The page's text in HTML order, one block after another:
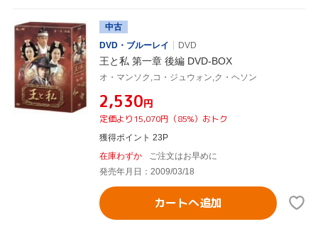
中古
DVD・ブルーレイ
DVD
王と私 第一章 後編 DVD-BOX
オ・マンソク,コ・ジュウォン,ク・ヘソン
¥2,530円
定価より15,070円（85%）おトク
獲得ポイント 23P
在庫わずか
ご注文はお早めに
発売年月日：2009/03/18
カートへ追加